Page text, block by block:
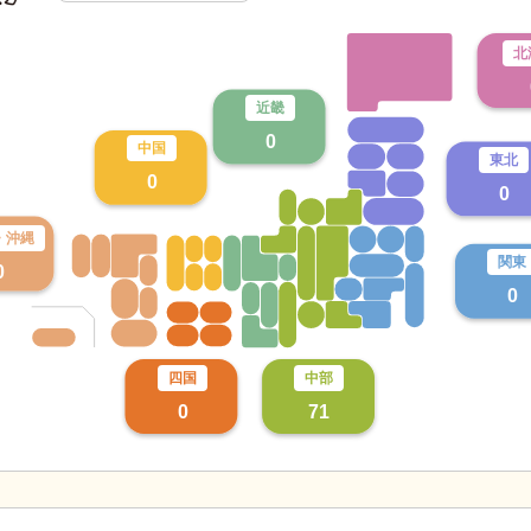
北
東北
0
関東
0
中部
71
近畿
0
中国
0
四国
0
沖縄